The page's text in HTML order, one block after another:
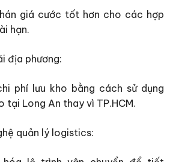
giá cước tốt hơn cho các hợp
hạn.
địa phương:
phí lưu kho bằng cách sử dụng
tại Long An thay vì TP.HCM.
quản lý logistics: